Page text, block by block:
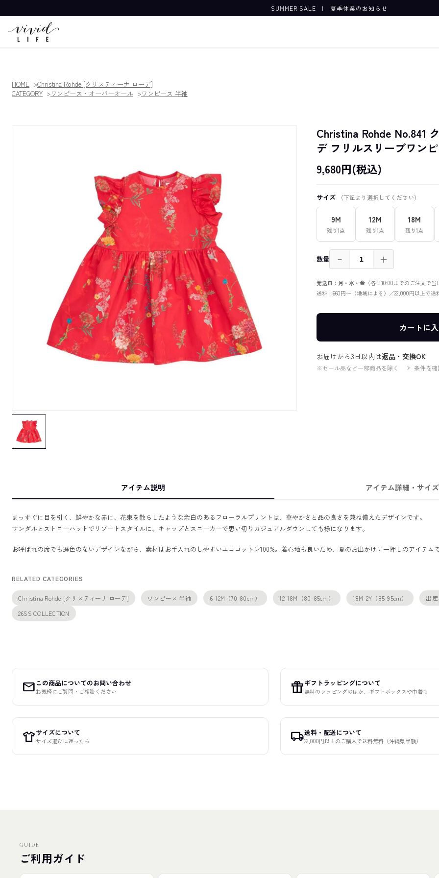
SUMMER SALE |夏季休業のお知らせ
HOME
Christina Rohde [クリスティーナ ローデ]
CATEGORY
ワンピース・オーバーオール ワンピース 半袖
Christina Rohde No.841
デ フリルスリーブワンピ
9,680円(税込)
サイズ （下記より選択してください）
9M
残り1点
12M
残り1点
18M
残り1点
数量 － ＋
発送日：月・水・金（各日10:00までのご注文で当
送料：660円〜（地域による）／22,000円以上で送
カートに
お届けから3日以内は返品・交換OK
※セール品など一部商品を除く 条件を確
アイテム説明 アイテム詳細・サイ
まっすぐに目を引く、鮮やかな赤に、花束を散らしたような余白のあるフローラルプリントは、華やかさと品の良さを兼ね備えたデザインです。
サンダルとストローハットでリゾートスタイルに、キャップとスニーカーで思い切りカジュアルダウンしても様になります。
お呼ばれの席でも遜色のないデザインながら、素材はお手入れのしやすいエココットン100%。着心地も良いため、夏のお出かけに一押しのアイテムで
RELATED CATEGORIES
Christina Rohde [クリスティーナ ローデ] ワンピース 半袖 6-12M（70-80cm） 12-18M（80-85cm） 18M-2Y（85-95cm） 出
26SS COLLECTION
mail この商品についてのお問い合わせ
お気軽にご質問・ご相談ください featured_seasonal_and_giftsギフトラッピングについて
無料のラッピングのほか、ギフトボックスや巾着も
apparelサイズについて
サイズ選びに迷ったら local_shipping送料・配送について
22,000円以上のご購入で送料無料（沖縄県半額）
GUIDE
ご利用ガイド